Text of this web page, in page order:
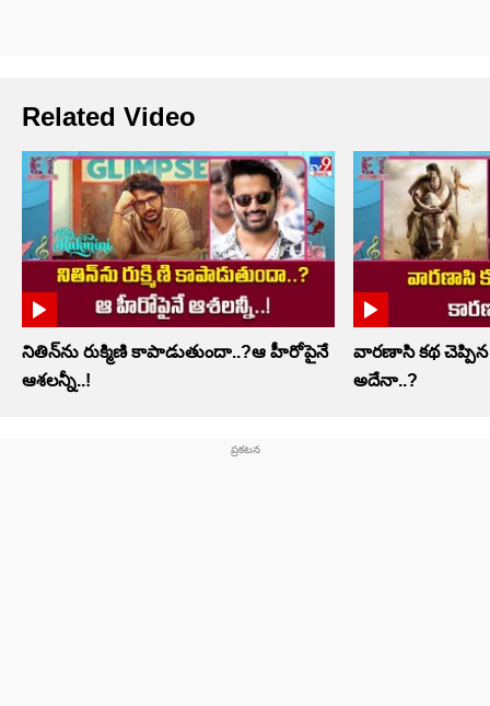
Related Video
నితిన్‌ను రుక్మిణి కాపాడుతుందా..?ఆ హీరోపైనే
ఆశలన్నీ..!
వారణాసి కథ చెప్పిన
అదేనా..?